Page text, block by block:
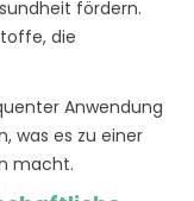
fördern.
die
Anwendung
was es zu einer
macht.